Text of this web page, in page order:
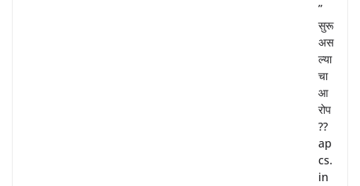
”
सुरू
अस
ल्या
चा
आ
रोप
??
ap
cs.
in